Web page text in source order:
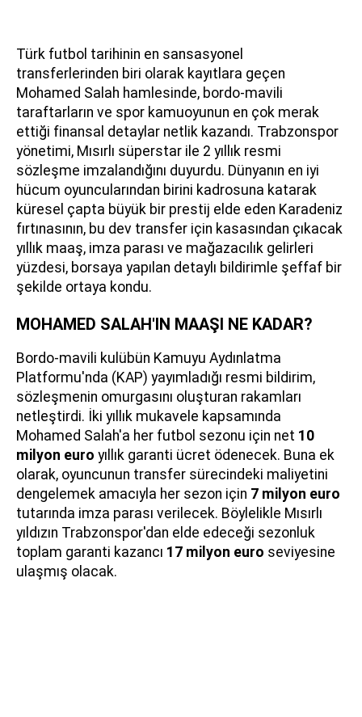
Türk futbol tarihinin en sansasyonel
transferlerinden biri olarak kayıtlara geçen
Mohamed Salah hamlesinde, bordo-mavili
taraftarların ve spor kamuoyunun en çok merak
ettiği finansal detaylar netlik kazandı. Trabzonspor
yönetimi, Mısırlı süperstar ile 2 yıllık resmi
sözleşme imzalandığını duyurdu. Dünyanın en iyi
hücum oyuncularından birini kadrosuna katarak
küresel çapta büyük bir prestij elde eden Karadeniz
fırtınasının, bu dev transfer için kasasından çıkacak
yıllık maaş, imza parası ve mağazacılık gelirleri
yüzdesi, borsaya yapılan detaylı bildirimle şeffaf bir
şekilde ortaya kondu.
MOHAMED SALAH'IN MAAŞI NE KADAR?
Bordo-mavili kulübün Kamuyu Aydınlatma
Platformu'nda (KAP) yayımladığı resmi bildirim,
sözleşmenin omurgasını oluşturan rakamları
netleştirdi. İki yıllık mukavele kapsamında
Mohamed Salah'a her futbol sezonu için net 10
milyon euro yıllık garanti ücret ödenecek. Buna ek
olarak, oyuncunun transfer sürecindeki maliyetini
dengelemek amacıyla her sezon için 7 milyon euro
tutarında imza parası verilecek. Böylelikle Mısırlı
yıldızın Trabzonspor'dan elde edeceği sezonluk
toplam garanti kazancı 17 milyon euro seviyesine
ulaşmış olacak.